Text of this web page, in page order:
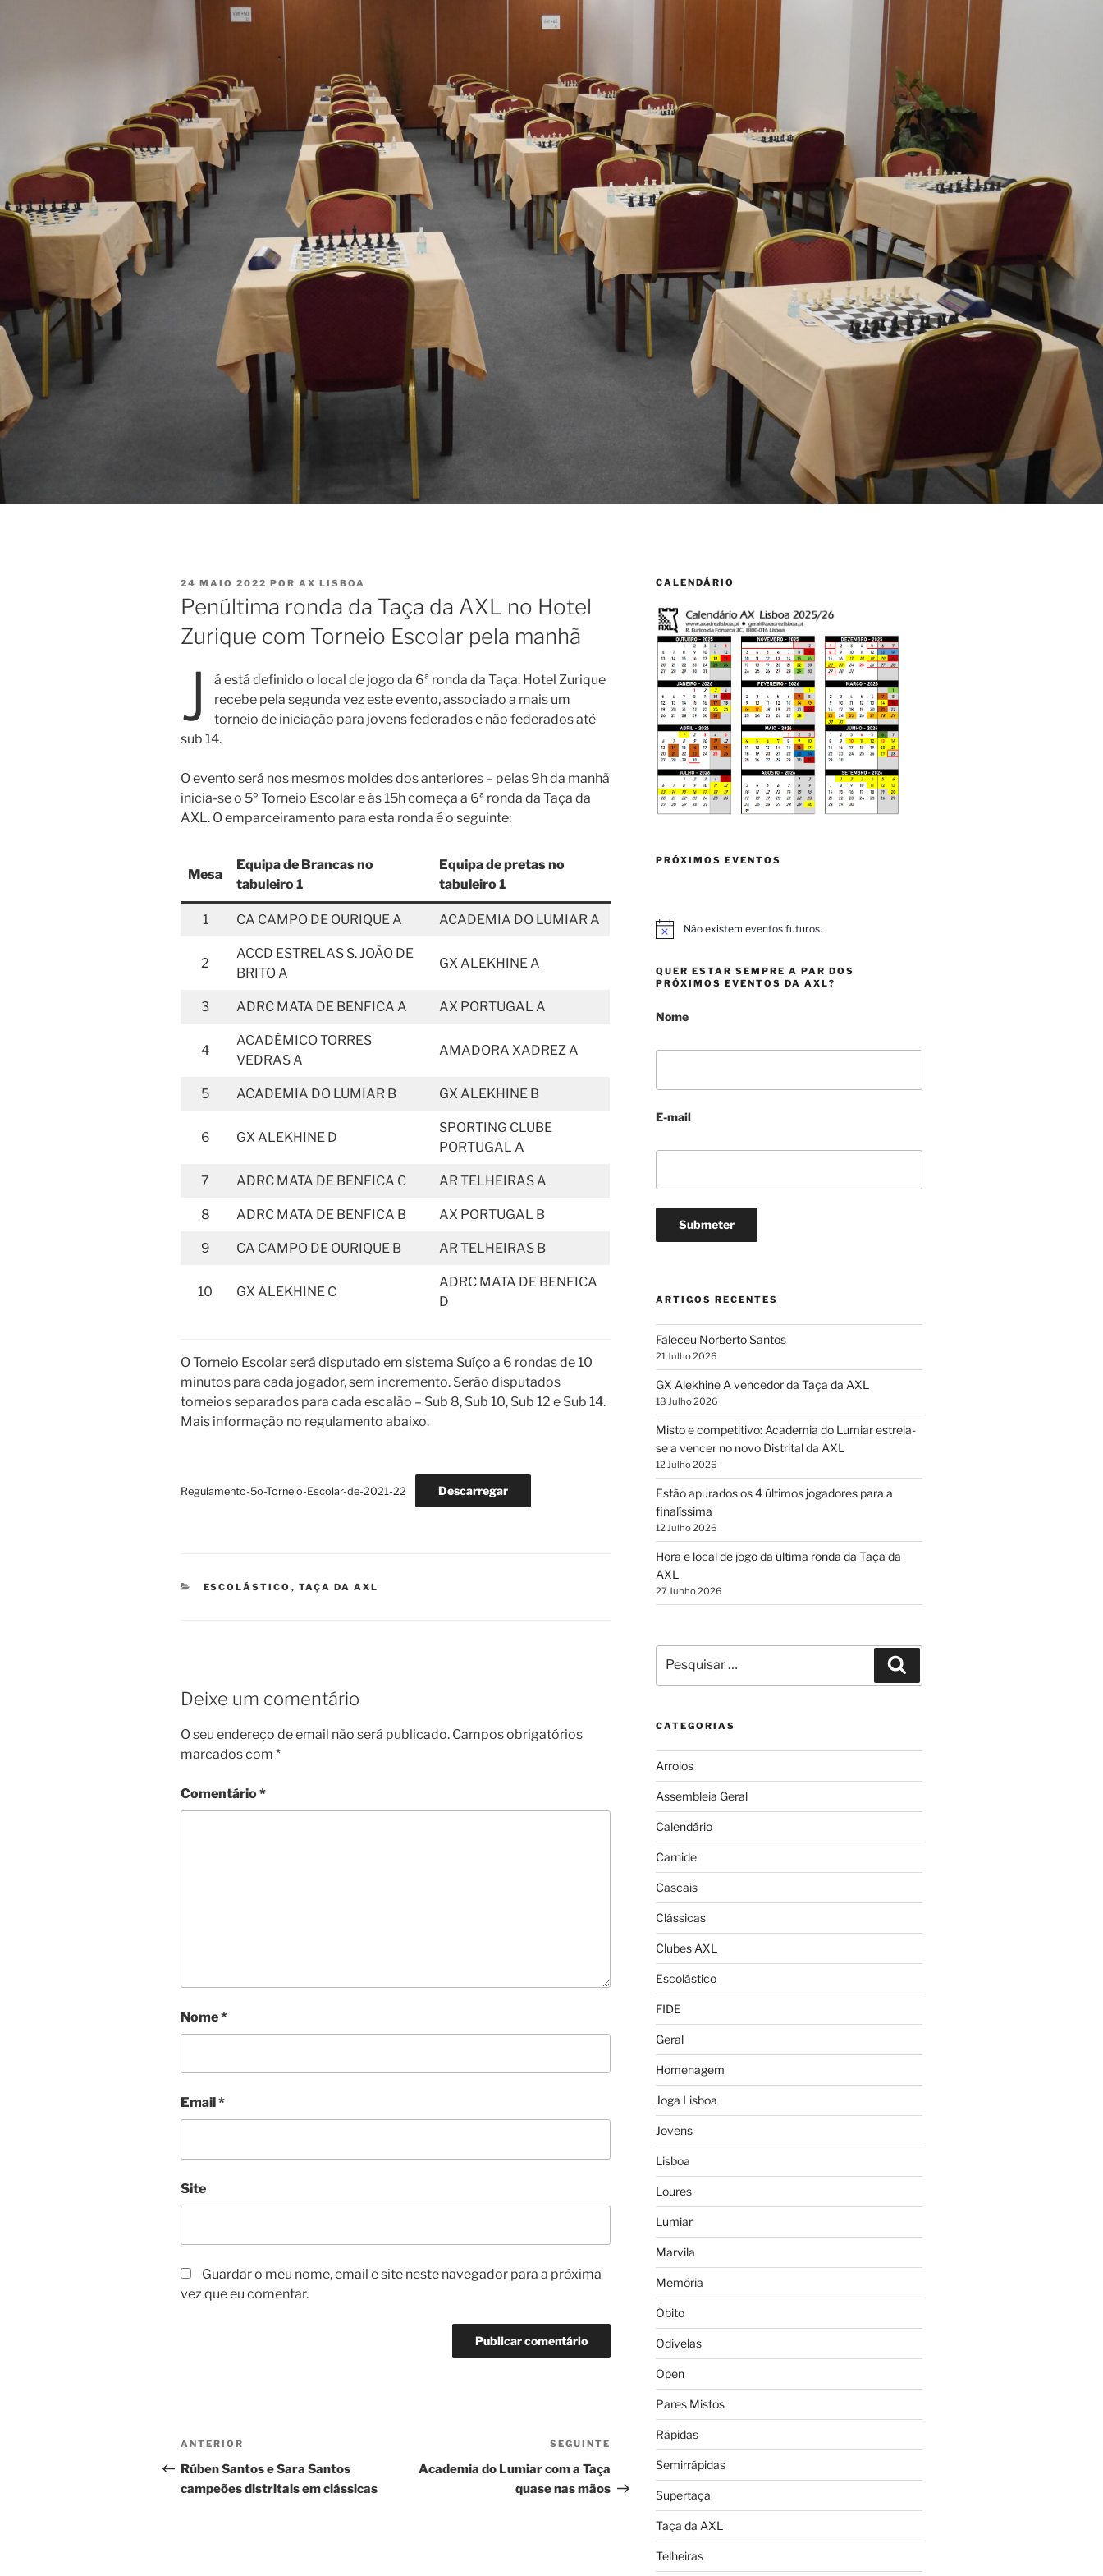
PUBLICADO
EM
24 MAIO 2022 POR AX LISBOA
Penúltima ronda da Taça da AXL no Hotel
Zurique com Torneio Escolar pela manhã
J
á está definido o local de jogo da 6ª ronda da Taça. Hotel Zurique
recebe pela segunda vez este evento, associado a mais um
torneio de iniciação para jovens federados e não federados até
sub 14.
O evento será nos mesmos moldes dos anteriores – pelas 9h da manhã
inicia-se o 5º Torneio Escolar e às 15h começa a 6ª ronda da Taça da
AXL. O emparceiramento para esta ronda é o seguinte:
Mesa
Equipa de Brancas no
tabuleiro 1
Equipa de pretas no
tabuleiro 1
1 CA CAMPO DE OURIQUE A ACADEMIA DO LUMIAR A
2
ACCD ESTRELAS S. JOÃO DE
BRITO A
GX ALEKHINE A
3 ADRC MATA DE BENFICA A AX PORTUGAL A
4
ACADÉMICO TORRES
VEDRAS A
AMADORA XADREZ A
5 ACADEMIA DO LUMIAR B GX ALEKHINE B
6 GX ALEKHINE D
SPORTING CLUBE
PORTUGAL A
7 ADRC MATA DE BENFICA C AR TELHEIRAS A
8 ADRC MATA DE BENFICA B AX PORTUGAL B
9 CA CAMPO DE OURIQUE B AR TELHEIRAS B
10 GX ALEKHINE C
ADRC MATA DE BENFICA
D
O Torneio Escolar será disputado em sistema Suíço a 6 rondas de 10
minutos para cada jogador, sem incremento. Serão disputados
torneios separados para cada escalão – Sub 8, Sub 10, Sub 12 e Sub 14.
Mais informação no regulamento abaixo.
Regulamento-5o-Torneio-Escolar-de-2021-22 Descarregar
CATEGORIAS
ESCOLÁSTICO , TAÇA DA AXL
Deixe um comentário
O seu endereço de email não será publicado. Campos obrigatórios
marcados com *
Comentário*
Nome*
Email *
Site
Guardar o meu nome, email e site neste navegador para a próxima
vez que eu comentar.
Navegação
de
artigos
Conteúdo
anterior
ANTERIOR
Rúben Santos e Sara Santos
campeões distritais em clássicas
Conteúdo
seguinte
SEGUINTE
Academia do Lumiar com a Taça
quase nas mãos
CALENDÁRIO
PRÓXIMOS EVENTOS
A
s
o
Não existem eventos futuros.
QUER ESTAR SEMPRE A PAR DOS
PRÓXIMOS EVENTOS DA AXL?
Nome
E-mail
ARTIGOS RECENTES
Faleceu Norberto Santos
21 Julho 2026
GX Alekhine A vencedor da Taça da AXL
18 Julho 2026
Misto e competitivo: Academia do Lumiar estreia-
se a vencer no novo Distrital da AXL
12 Julho 2026
Estão apurados os 4 últimos jogadores para a
finalíssima
12 Julho 2026
Hora e local de jogo da última ronda da Taça da
AXL
27 Junho 2026
por:
CATEGORIAS
Arroios
Assembleia Geral
Calendário
Carnide
Cascais
Clássicas
Clubes AXL
Escolástico
FIDE
Geral
Homenagem
Joga Lisboa
Jovens
Lisboa
Loures
Lumiar
Marvila
Memória
Óbito
Odivelas
Open
Pares Mistos
Rápidas
Semirrápidas
Supertaça
Taça da AXL
Telheiras